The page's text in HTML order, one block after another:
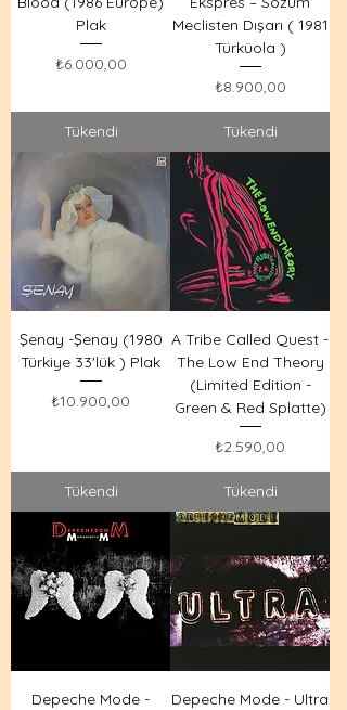
Plak
Fiyat
₺6.000,00
Tükendi
Meclisten Dışarı ( 1981
Türküola )
Fiyat
₺8.900,00
Tükendi
Şenay -Şenay (1980
Türkiye 33'lük ) Plak
Fiyat
₺10.900,00
Tükendi
A Tribe Called Quest -
The Low End Theory
(Limited Edition -
Green & Red Splatte)
Fiyat
₺2.590,00
Tükendi
Depeche Mode -
Depeche Mode - Ultra